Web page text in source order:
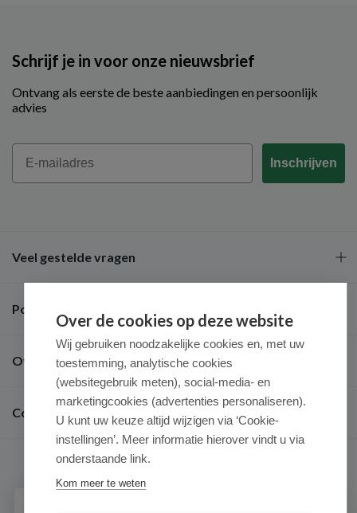
Schrijf je in voor onze nieuwsbrief
Ontvang als eerste de beste aanbiedingen en persoonlijk
advies
Email
Inschrijven
Veel gestelde vragen
Populaire merken
Over ons
Contact
Over de cookies op deze website
Wij gebruiken noodzakelijke cookies en, met uw
toestemming, analytische cookies
(websitegebruik meten), social-media- en
marketingcookies (advertenties personaliseren).
U kunt uw keuze altijd wijzigen via ‘Cookie-
instellingen’. Meer informatie hierover vindt u via
onderstaande link.
Kom meer te weten